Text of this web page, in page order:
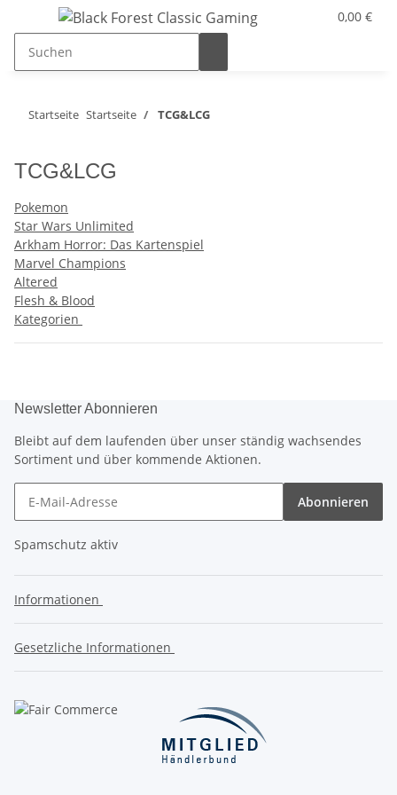
0,00 €
Startseite Startseite TCG&LCG
TCG&LCG
Pokemon
Star Wars Unlimited
Arkham Horror: Das Kartenspiel
Marvel Champions
Altered
Flesh & Blood
Kategorien
Newsletter Abonnieren
Bleibt auf dem laufenden über unser ständig wachsendes
Sortiment und über kommende Aktionen.
Abonnieren
Spamschutz aktiv
Informationen
Gesetzliche Informationen